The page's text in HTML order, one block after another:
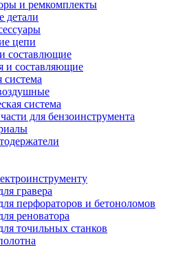
и ремкомплекты
детали
цепи
составлющие
и составляющие
система
система
для бензоинструмента
гравера
перфораторов и бетоноломов
реноватора
точильных станков